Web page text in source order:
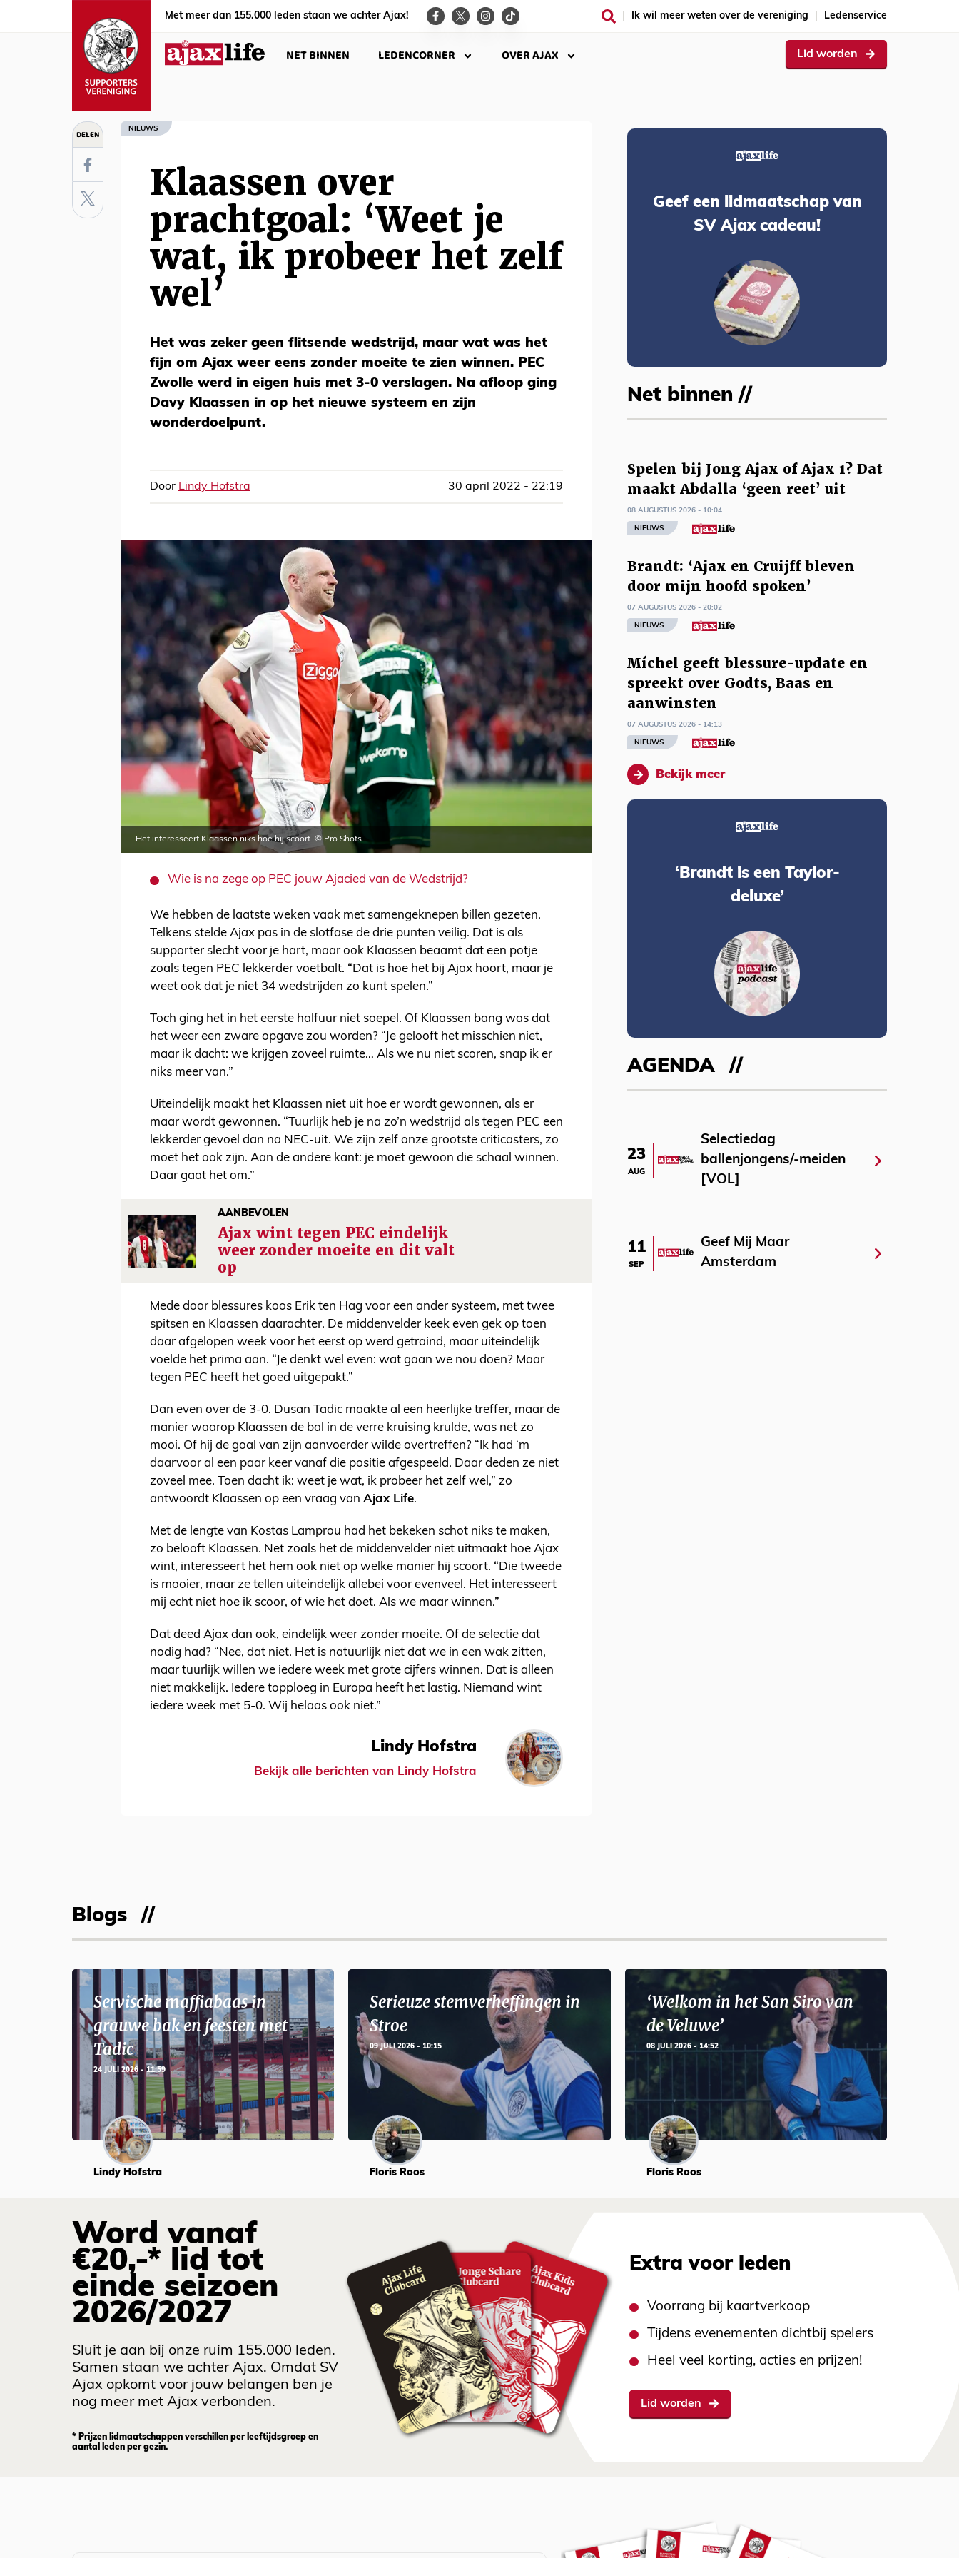
Met meer dan 155.000 leden staan we achter Ajax! Ik wil meer weten over de vereniging Ledenservice
NET BINNEN LEDENCORNER OVER AJAX Lid worden
DELEN NIEUWS
Klaassen over
prachtgoal: ‘Weet je
wat, ik probeer het zelf
wel’
Het was zeker geen flitsende wedstrijd, maar wat was het
fijn om Ajax weer eens zonder moeite te zien winnen. PEC
Zwolle werd in eigen huis met 3-0 verslagen. Na afloop ging
Davy Klaassen in op het nieuwe systeem en zijn
wonderdoelpunt.
Door Lindy Hofstra 30 april 2022 - 22:19
Het interesseert Klaassen niks hoe hij scoort. © Pro Shots
Wie is na zege op PEC jouw Ajacied van de Wedstrijd?
We hebben de laatste weken vaak met samengeknepen billen gezeten.
Telkens stelde Ajax pas in de slotfase de drie punten veilig. Dat is als
supporter slecht voor je hart, maar ook Klaassen beaamt dat een potje
zoals tegen PEC lekkerder voetbalt. “Dat is hoe het bij Ajax hoort, maar je
weet ook dat je niet 34 wedstrijden zo kunt spelen.”
Toch ging het in het eerste halfuur niet soepel. Of Klaassen bang was dat
het weer een zware opgave zou worden? “Je gelooft het misschien niet,
maar ik dacht: we krijgen zoveel ruimte… Als we nu niet scoren, snap ik er
niks meer van.”
Uiteindelijk maakt het Klaassen niet uit hoe er wordt gewonnen, als er
maar wordt gewonnen. “Tuurlijk heb je na zo’n wedstrijd als tegen PEC een
lekkerder gevoel dan na NEC-uit. We zijn zelf onze grootste criticasters, zo
moet het ook zijn. Aan de andere kant: je moet gewoon die schaal winnen.
Daar gaat het om.”
AANBEVOLEN
Ajax wint tegen PEC eindelijk
weer zonder moeite en dit valt
op
Mede door blessures koos Erik ten Hag voor een ander systeem, met twee
spitsen en Klaassen daarachter. De middenvelder keek even gek op toen
daar afgelopen week voor het eerst op werd getraind, maar uiteindelijk
voelde het prima aan. “Je denkt wel even: wat gaan we nou doen? Maar
tegen PEC heeft het goed uitgepakt.”
Dan even over de 3-0. Dusan Tadic maakte al een heerlijke treffer, maar de
manier waarop Klaassen de bal in de verre kruising krulde, was net zo
mooi. Of hij de goal van zijn aanvoerder wilde overtreffen? “Ik had ‘m
daarvoor al een paar keer vanaf die positie afgespeeld. Daar deden ze niet
zoveel mee. Toen dacht ik: weet je wat, ik probeer het zelf wel,” zo
antwoordt Klaassen op een vraag van Ajax Life.
Met de lengte van Kostas Lamprou had het bekeken schot niks te maken,
zo belooft Klaassen. Net zoals het de middenvelder niet uitmaakt hoe Ajax
wint, interesseert het hem ook niet op welke manier hij scoort. “Die tweede
is mooier, maar ze tellen uiteindelijk allebei voor evenveel. Het interesseert
mij echt niet hoe ik scoor, of wie het doet. Als we maar winnen.”
Dat deed Ajax dan ook, eindelijk weer zonder moeite. Of de selectie dat
nodig had? “Nee, dat niet. Het is natuurlijk niet dat we in een wak zitten,
maar tuurlijk willen we iedere week met grote cijfers winnen. Dat is alleen
niet makkelijk. Iedere topploeg in Europa heeft het lastig. Niemand wint
iedere week met 5-0. Wij helaas ook niet.”
Lindy Hofstra
Bekijk alle berichten van Lindy Hofstra
Geef een lidmaatschap van
SV Ajax cadeau!
Net binnen //
Spelen bij Jong Ajax of Ajax 1? Dat
maakt Abdalla ‘geen reet’ uit
08 AUGUSTUS 2026 - 10:04
NIEUWS
Brandt: ‘Ajax en Cruijff bleven
door mijn hoofd spoken’
07 AUGUSTUS 2026 - 20:02
NIEUWS
Míchel geeft blessure-update en
spreekt over Godts, Baas en
aanwinsten
07 AUGUSTUS 2026 - 14:13
NIEUWS
Bekijk meer
‘Brandt is een Taylor-
deluxe’
AGENDA
23
AUG
Selectiedag
ballenjongens/-meiden
[VOL]
11
SEP
Geef Mij Maar
Amsterdam
Blogs
Servische maffiabaas in
grauwe bak en feesten met
Tadic
24 JULI 2026 - 11:59
Lindy Hofstra
Serieuze stemverheffingen in
Stroe
09 JULI 2026 - 10:15
Floris Roos
‘Welkom in het San Siro van
de Veluwe’
08 JULI 2026 - 14:52
Floris Roos
Word vanaf
€20,-* lid tot
einde seizoen
2026/2027
Sluit je aan bij onze ruim 155.000 leden.
Samen staan we achter Ajax. Omdat SV
Ajax opkomt voor jouw belangen ben je
nog meer met Ajax verbonden.
* Prijzen lidmaatschappen verschillen per leeftijdsgroep en
aantal leden per gezin.
Extra voor leden
Voorrang bij kaartverkoop
Tijdens evenementen dichtbij spelers
Heel veel korting, acties en prijzen!
Lid worden